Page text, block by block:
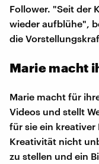
Follower. "Seit der
wieder aufblühe",
die
Marie macht
Marie macht für
Videos und stellt
für sie ein kreativer
Kreativität nicht
zu stellen und ein